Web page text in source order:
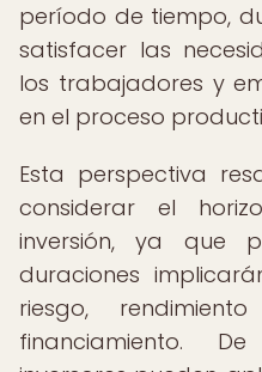
período de tiempo,
satisfacer las
los trabajadores y
en el proceso
Esta perspectiva
considerar el
inversión, ya que
duraciones
riesgo,
financiamiento.